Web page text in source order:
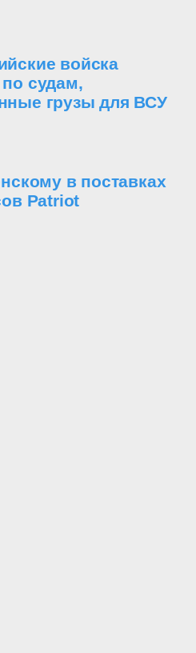
войска
судам,
грузы для ВСУ
в поставках
Patriot